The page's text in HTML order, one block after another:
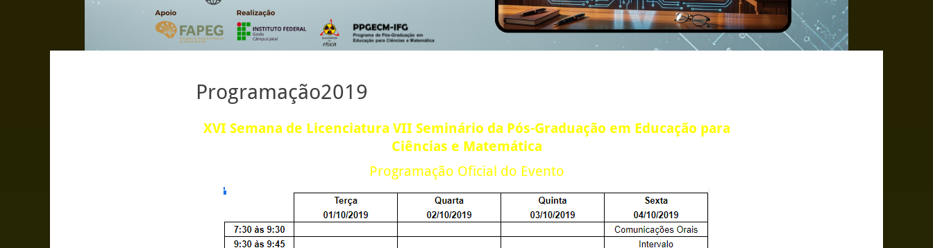
Programação2019
XVI Semana de Licenciatura VII Seminário da Pós-Graduação em Educação para
Ciências e Matemática
Programação Oficial do Evento